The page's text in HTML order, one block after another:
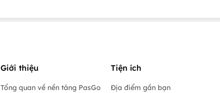
Giới thiệu
Tổng quan về nền tảng PasGo
Tiện ích
Địa điểm gần bạn